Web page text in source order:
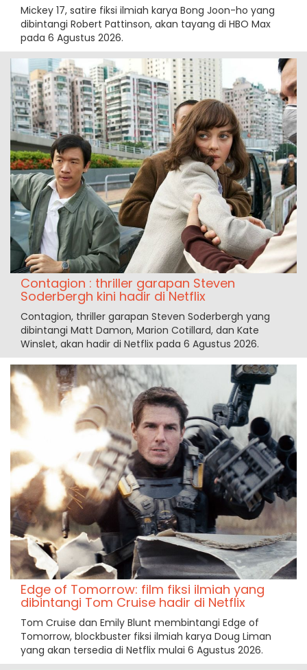
Mickey 17, satire fiksi ilmiah karya Bong Joon-ho yang
dibintangi Robert Pattinson, akan tayang di HBO Max
pada 6 Agustus 2026.
Contagion : thriller garapan Steven
Soderbergh kini hadir di Netflix
Contagion, thriller garapan Steven Soderbergh yang
dibintangi Matt Damon, Marion Cotillard, dan Kate
Winslet, akan hadir di Netflix pada 6 Agustus 2026.
Edge of Tomorrow: film fiksi ilmiah yang
dibintangi Tom Cruise hadir di Netflix
Tom Cruise dan Emily Blunt membintangi Edge of
Tomorrow, blockbuster fiksi ilmiah karya Doug Liman
yang akan tersedia di Netflix mulai 6 Agustus 2026.